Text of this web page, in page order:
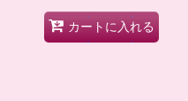
カートに入れる